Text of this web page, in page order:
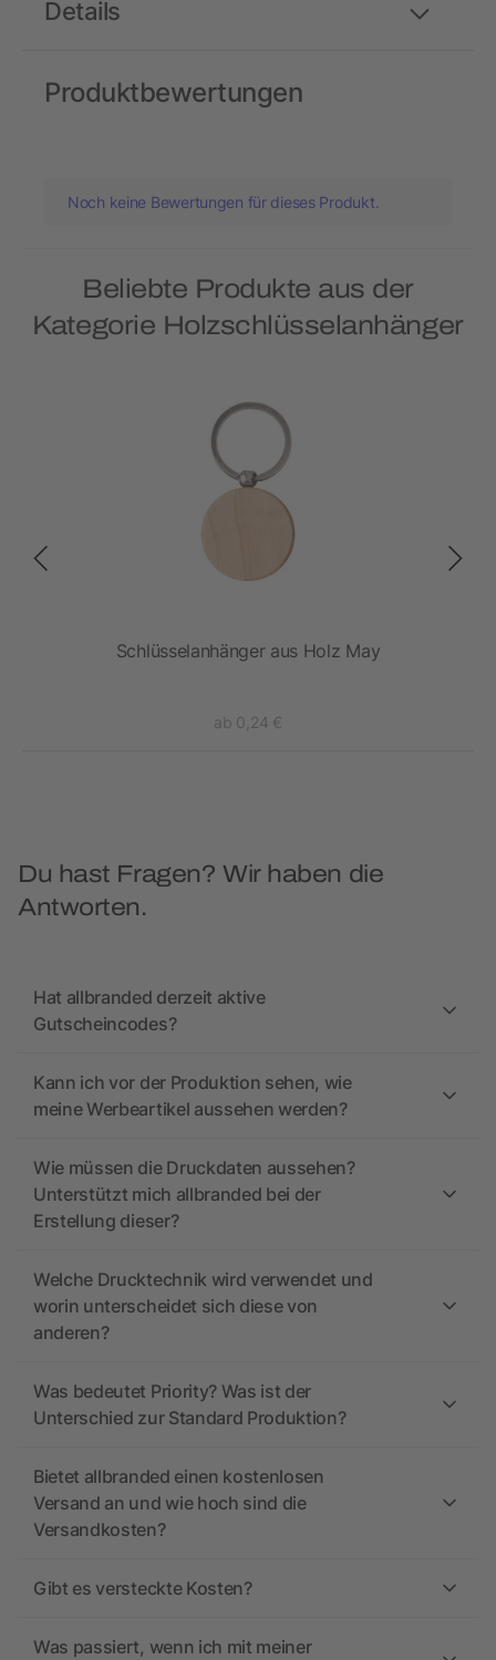
Details
Produktbewertungen
Noch keine Bewertungen für dieses Produkt.
Beliebte Produkte aus der
Kategorie Holzschlüsselanhänger
Schlüsselanhänger aus Holz May
ab 0,24 €
Du hast Fragen? Wir haben die
Antworten.
Hat allbranded derzeit aktive
Gutscheincodes?
Kann ich vor der Produktion sehen, wie
meine Werbeartikel aussehen werden?
Wie müssen die Druckdaten aussehen?
Unterstützt mich allbranded bei der
Erstellung dieser?
Welche Drucktechnik wird verwendet und
worin unterscheidet sich diese von
anderen?
Was bedeutet Priority? Was ist der
Unterschied zur Standard Produktion?
Bietet allbranded einen kostenlosen
Versand an und wie hoch sind die
Versandkosten?
Gibt es versteckte Kosten?
Was passiert, wenn ich mit meiner